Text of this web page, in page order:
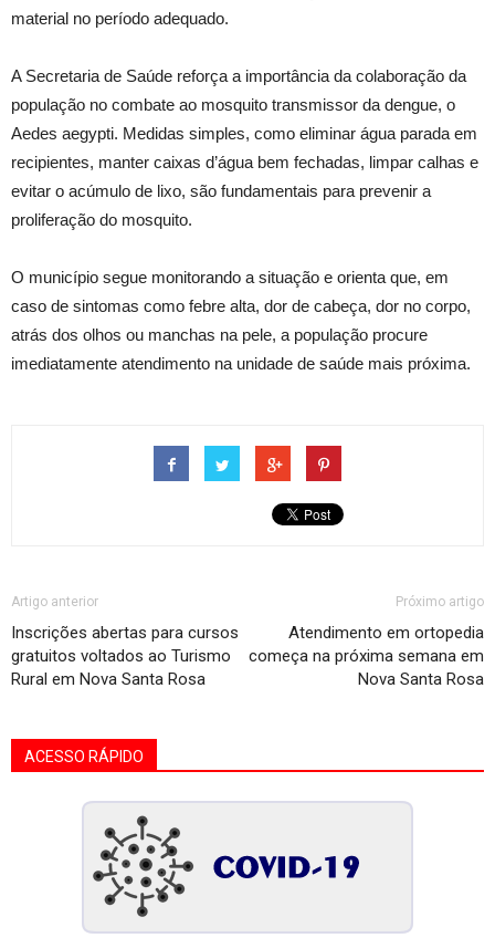
material no período adequado.
A Secretaria de Saúde reforça a importância da colaboração da
população no combate ao mosquito transmissor da dengue, o
Aedes aegypti. Medidas simples, como eliminar água parada em
recipientes, manter caixas d’água bem fechadas, limpar calhas e
evitar o acúmulo de lixo, são fundamentais para prevenir a
proliferação do mosquito.
O município segue monitorando a situação e orienta que, em
caso de sintomas como febre alta, dor de cabeça, dor no corpo,
atrás dos olhos ou manchas na pele, a população procure
imediatamente atendimento na unidade de saúde mais próxima.
Artigo anterior
Inscrições abertas para cursos
gratuitos voltados ao Turismo
Rural em Nova Santa Rosa
Próximo artigo
Atendimento em ortopedia
começa na próxima semana em
Nova Santa Rosa
ACESSO RÁPIDO